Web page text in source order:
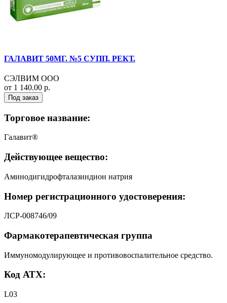
ГАЛАВИТ 50МГ. №5 СУПП. РЕКТ.
СЭЛВИМ ООО
от 1 140.00 р.
Под заказ
Торговое название:
Галавит®
Действующее вещество:
Аминодигидрофталазиндион натрия
Номер регистрационного удостоверения:
ЛСР-008746/09
Фармакотерапевтическая группа
Иммуномодулирующее и противовоспалительное средство.
Код АТХ:
L03